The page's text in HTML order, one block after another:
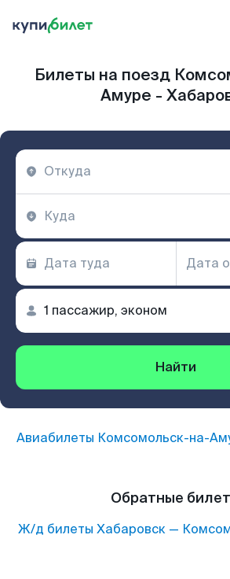
Билеты на поезд
Амуре -
Найти
Авиабилеты Комсомольск-на-
Обратные
Ж/д билеты Хабаровск—